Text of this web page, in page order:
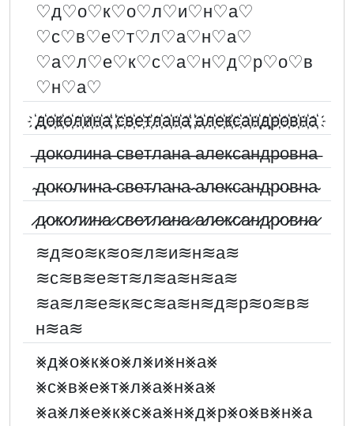
♡д♡о♡к♡о♡л♡и♡н♡а♡
♡с♡в♡е♡т♡л♡а♡н♡а♡
♡а♡л♡е♡к♡с♡а♡н♡д♡р♡о♡в
♡н♡а♡
҉д҉о҉к҉о҉л҉и҉н҉а҉ ҉с҉в҉е҉т҉л҉а҉н҉а҉ ҉а҉л҉е҉к҉с҉а҉н҉д҉р҉о҉в҉н҉а҉
̶д̶о̶к̶о̶л̶и̶н̶а̶ ̶с̶в̶е̶т̶л̶а̶н̶а̶ ̶а̶л̶е̶к̶с̶а̶н̶д̶р̶о̶в̶н̶а̶
̴д̴о̴к̴о̴л̴и̴н̴а̴ ̴с̴в̴е̴т̴л̴а̴н̴а̴ ̴а̴л̴е̴к̴с̴а̴н̴д̴р̴о̴в̴н̴а̴
̷д̷о̷к̷о̷л̷и̷н̷а̷ ̷с̷в̷е̷т̷л̷а̷н̷а̷ ̷а̷л̷е̷к̷с̷а̷н̷д̷р̷о̷в̷н̷а̷
≋д≋о≋к≋о≋л≋и≋н≋а≋
≋с≋в≋е≋т≋л≋а≋н≋а≋
≋а≋л≋е≋к≋с≋а≋н≋д≋р≋о≋в≋
н≋а≋
⨳д⨳о⨳к⨳о⨳л⨳и⨳н⨳а⨳
⨳с⨳в⨳е⨳т⨳л⨳а⨳н⨳а⨳
⨳а⨳л⨳е⨳к⨳с⨳а⨳н⨳д⨳р⨳о⨳в⨳н⨳а